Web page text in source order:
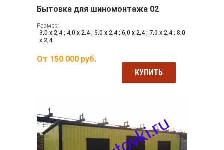
Бытовка для шиномонтажа 02
Размер:
3,0 х 2,4 ; 4,0 х 2,4 ; 5,0 х 2,4 ; 6,0 х 2,4 ; 7,0 х 2,4 ; 8,0
х 2,4
От 150 000 руб.
КУПИТЬ